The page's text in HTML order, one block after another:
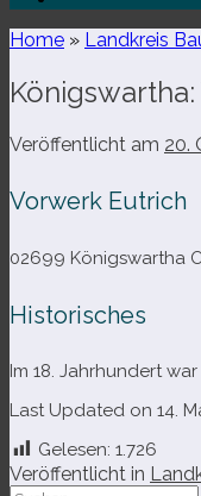
Home » Landkreis
Veröffentlicht am 20.
Vorwerk Eutrich
02699 Königswartha
Historisches
Im 18. Jahrhundert
Last Updated on 14.
Gelesen: 1.726
Veröffentlicht in